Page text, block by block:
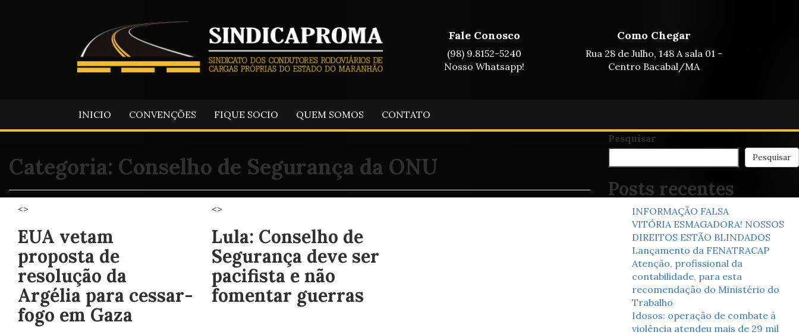
Fale Conosco
(98) 9.8152-5240
Nosso Whatsapp!
Como Chegar
Rua 28 de Julho, 148 A sala 01 -
Centro Bacabal/MA
INICIO CONVENÇÕES FIQUE SOCIO QUEM SOMOS CONTATO
Categoria: Conselho de Segurança da ONU
<>
EUA vetam
proposta de
resolução da
Argélia para cessar-
fogo em Gaza
<>
Lula: Conselho de
Segurança deve ser
pacifista e não
fomentar guerras
Pesquisar
Pesquisar
Posts recentes
INFORMAÇÃO FALSA
VITÓRIA ESMAGADORA! NOSSOS
DIREITOS ESTÃO BLINDADOS
Lançamento da FENATRACAP
Atenção, profissional da
contabilidade, para esta
recomendação do Ministério do
Trabalho
Idosos: operação de combate à
violência atendeu mais de 29 mil